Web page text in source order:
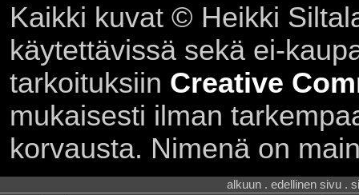
Kaikki kuvat © Heikki
käytettävissä sekä ei-
tarkoituksiin Creative
mukaisesti ilman
korvausta. Nimenä on
alkuun . edellinen sivu .